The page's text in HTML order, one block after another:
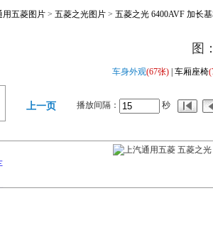
用五菱图片 > 五菱之光图片 > 五菱之光 6400AVF 加长
图
车身外观(67张) | 车厢座椅
上一页 播放间隔： 秒